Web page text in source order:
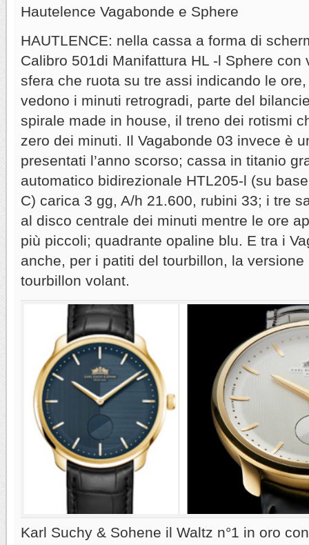
Hautelence Vagabonde e Sphere
HAUTLENCE: nella cassa a forma di
Calibro 501di Manifattura HL -l Sphere con
sfera che ruota su tre assi indicando le
vedono i minuti retrogradi, parte del
spirale made in house, il treno dei rotismi
zero dei minuti. Il Vagabonde 03 invece è
presentati l’anno scorso; cassa in titanio
automatico bidirezionale HTL205-l (su
C) carica 3 gg, A/h 21.600, rubini 33; i tre
al disco centrale dei minuti mentre le ore
più piccoli; quadrante opaline blu. E tra i
anche, per i patiti del tourbillon, la
tourbillon volant.
Karl Suchy & Sohene il Waltz n°1 in oro